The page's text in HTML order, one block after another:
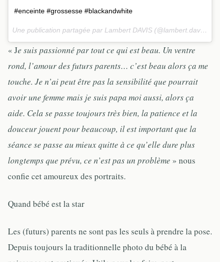
#enceinte #grossesse #blackandwhite
Une publication partagée par Lambert DAVIS (@lambert.davis) le
« Je suis passionné par tout ce qui est beau. Un ventre
rond, l’amour des futurs parents… c’est beau alors ça me
touche. Je n’ai peut être pas la sensibilité que pourrait
avoir une femme mais je suis papa moi aussi, alors ça
aide. Cela se passe toujours très bien, la patience et la
douceur jouent pour beaucoup, il est important que la
séance se passe au mieux quitte à ce qu’elle dure plus
longtemps que prévu, ce n’est pas un problème » nous
confie cet amoureux des portraits.
Quand bébé est la star
Les (futurs) parents ne sont pas les seuls à prendre la pose.
Depuis toujours la traditionnelle photo du bébé à la